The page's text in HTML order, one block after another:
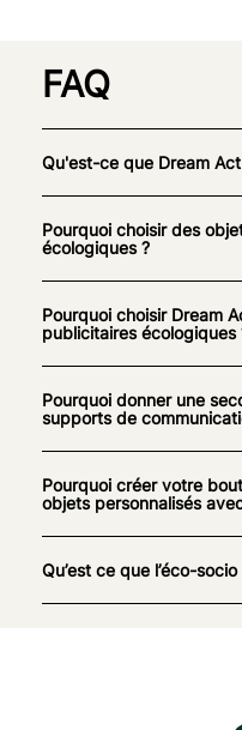
FAQ
Qu'est-ce que Dream
Pourquoi choisir des
écologiques ?
Pourquoi choisir Dream
publicitaires écologiques
Pourquoi donner une
supports de
Pourquoi créer votre
objets personnalisés
Qu’est ce que l’éco-